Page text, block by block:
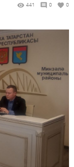
441 0 0